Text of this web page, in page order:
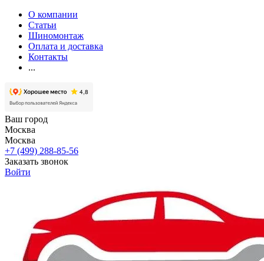
О компании
Статьи
Шиномонтаж
Оплата и доставка
Контакты
...
Ваш город
Москва
Москва
+7 (499) 288-85-56
Заказать звонок
Войти